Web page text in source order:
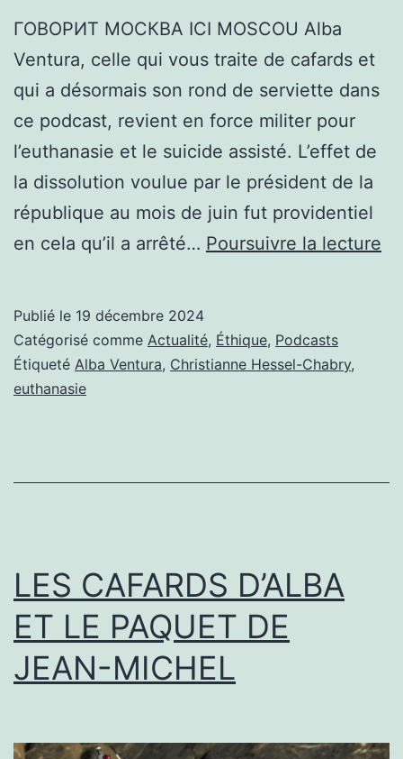
ГОВОРИТ МОСКВА ICI MOSCOU Alba
Ventura, celle qui vous traite de cafards et
qui a désormais son rond de serviette dans
ce podcast, revient en force militer pour
l’euthanasie et le suicide assisté. L’effet de
la dissolution voulue par le président de la
république au mois de juin fut providentiel
en cela qu’il a arrêté… Poursuivre la lecture
Publié le 19 décembre 2024
Catégorisé comme Actualité, Éthique, Podcasts
Étiqueté Alba Ventura, Christianne Hessel-Chabry,
euthanasie
LES CAFARDS D’ALBA
ET LE PAQUET DE
JEAN-MICHEL